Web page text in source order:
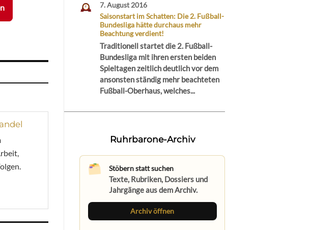
7. August 2016
Saisonstart im Schatten: Die 2. Fußball-
Bundesliga hätte durchaus mehr
Beachtung verdient!
Traditionell startet die 2. Fußball-
Bundesliga mit ihren ersten beiden
Spieltagen zeitlich deutlich vor dem
ansonsten ständig mehr beachteten
Fußball-Oberhaus, welches...
Ruhrbarone-Archiv
Stöbern statt suchen
Texte, Rubriken, Dossiers und
Jahrgänge aus dem Archiv.
Archiv öffnen